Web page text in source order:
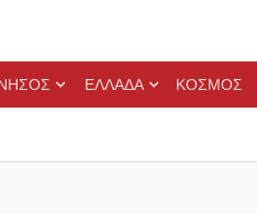
ΕΛΛΑΔΑ ΚΟΣΜΟΣ